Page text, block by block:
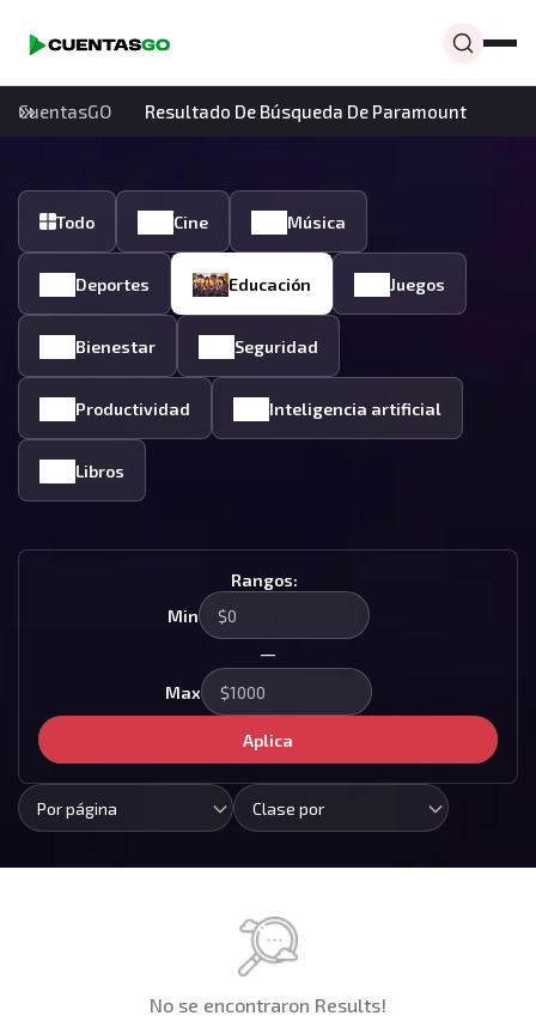
CuentasGO Resultado De Búsqueda De Paramount
Todo Cine Música
Deportes Educación Juegos
Bienestar Seguridad
Productividad Inteligencia artificial
Libros
Rangos:
Min
—
Max
Aplica
Por página Clase por
No se encontraron Results!